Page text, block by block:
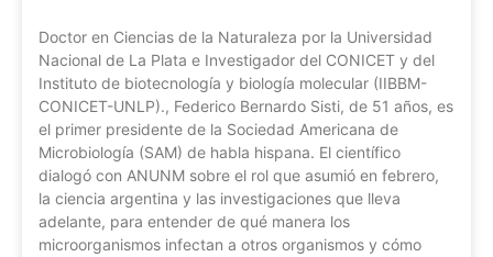
Doctor en Ciencias de la Naturaleza por la Universidad
Nacional de La Plata e Investigador del CONICET y del
Instituto de biotecnología y biología molecular (IIBBM-
CONICET-UNLP)., Federico Bernardo Sisti, de 51 años, es
el primer presidente de la Sociedad Americana de
Microbiología (SAM) de habla hispana. El científico
dialogó con ANUNM sobre el rol que asumió en febrero,
la ciencia argentina y las investigaciones que lleva
adelante, para entender de qué manera los
microorganismos infectan a otros organismos y cómo